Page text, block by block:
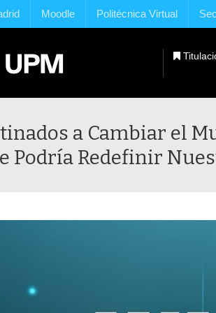
Moodle Politécnica Virtual
a Cambiar el
Podría Redefinir